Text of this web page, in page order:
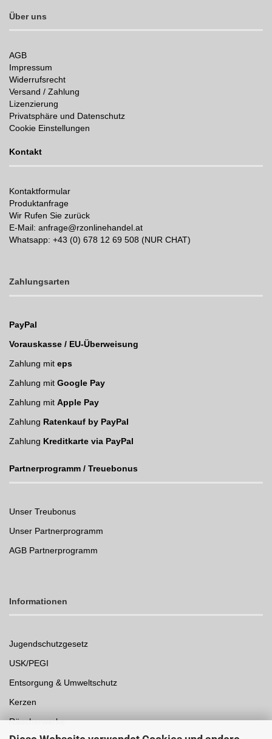
Über uns
AGB
Impressum
Widerrufsrecht
Versand / Zahlung
Lizenzierung
Privatsphäre und Datenschutz
Cookie Einstellungen
Kontakt
Kontaktformular
Produktanfrage
Wir Rufen Sie zurück
E-Mail: anfrage@rzonlinehandel.at
Whatsapp: +43 (0) 678 12 69 508 (NUR CHAT)
Zahlungsarten
PayPal
Vorauskasse / EU-Überweisung
Zahlung mit eps
Zahlung mit Google Pay
Zahlung mit Apple Pay
Zahlung Ratenkauf by PayPal
Zahlung Kreditkarte via PayPal
Partnerprogramm / Treuebonus
Unser Treubonus
Unser Partnerprogramm
AGB Partnerprogramm
Informationen
Jugendschutzgesetz
USK/PEGI
Entsorgung & Umweltschutz
Kerzen
Räucherwerke